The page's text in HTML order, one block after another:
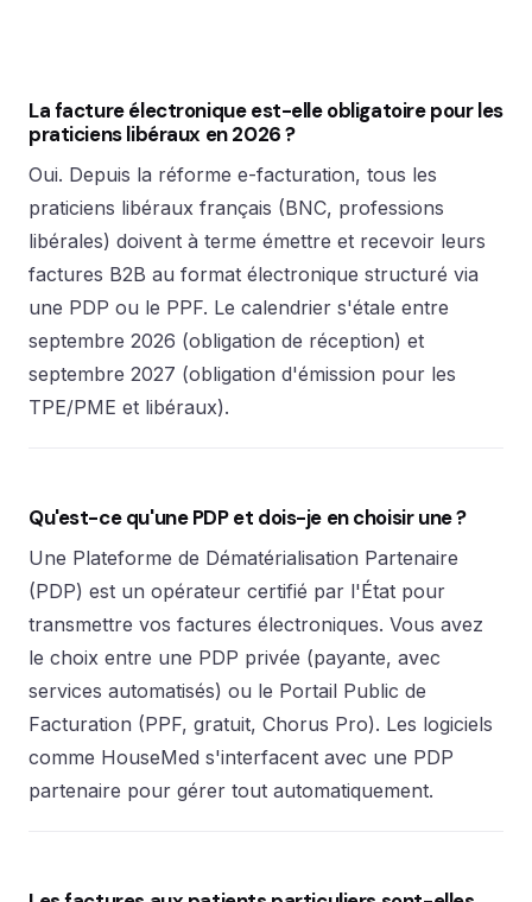
La facture électronique est-elle obligatoire pour les
praticiens libéraux en 2026 ?
Oui. Depuis la réforme e-facturation, tous les
praticiens libéraux français (BNC, professions
libérales) doivent à terme émettre et recevoir leurs
factures B2B au format électronique structuré via
une PDP ou le PPF. Le calendrier s'étale entre
septembre 2026 (obligation de réception) et
septembre 2027 (obligation d'émission pour les
TPE/PME et libéraux).
Qu'est-ce qu'une PDP et dois-je en choisir une ?
Une Plateforme de Dématérialisation Partenaire
(PDP) est un opérateur certifié par l'État pour
transmettre vos factures électroniques. Vous avez
le choix entre une PDP privée (payante, avec
services automatisés) ou le Portail Public de
Facturation (PPF, gratuit, Chorus Pro). Les logiciels
comme HouseMed s'interfacent avec une PDP
partenaire pour gérer tout automatiquement.